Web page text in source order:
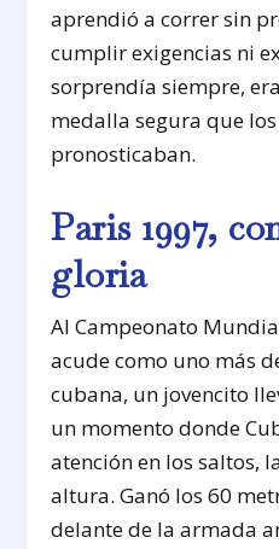
aprendió a correr sin
cumplir exigencias ni
sorprendía siempre,
medalla segura que los
pronosticaban.
Paris 1997,
gloria
Al Campeonato
acude como uno más
cubana, un jovencito
un momento donde
atención en los saltos,
altura. Ganó los 60
delante de la armada